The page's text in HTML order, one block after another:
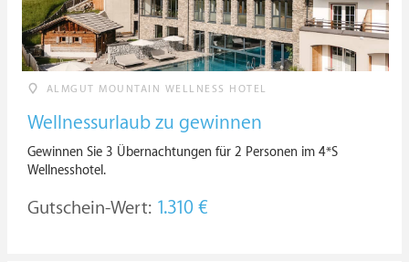
ALMGUT MOUNTAIN WELLNESS HOTEL
Wellnessurlaub zu gewinnen
Gewinnen Sie 3 Übernachtungen für 2 Personen im 4*S
Wellnesshotel.
Gutschein-Wert: 1.310 €